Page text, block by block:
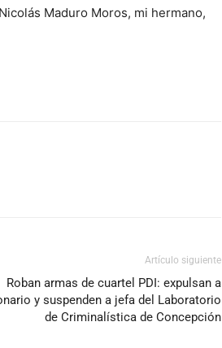
Maduro Moros, mi hermano,
Artículo siguiente
Roban armas de cuartel PDI: expulsan a
y suspenden a jefa del Laboratorio
de Criminalística de Concepción